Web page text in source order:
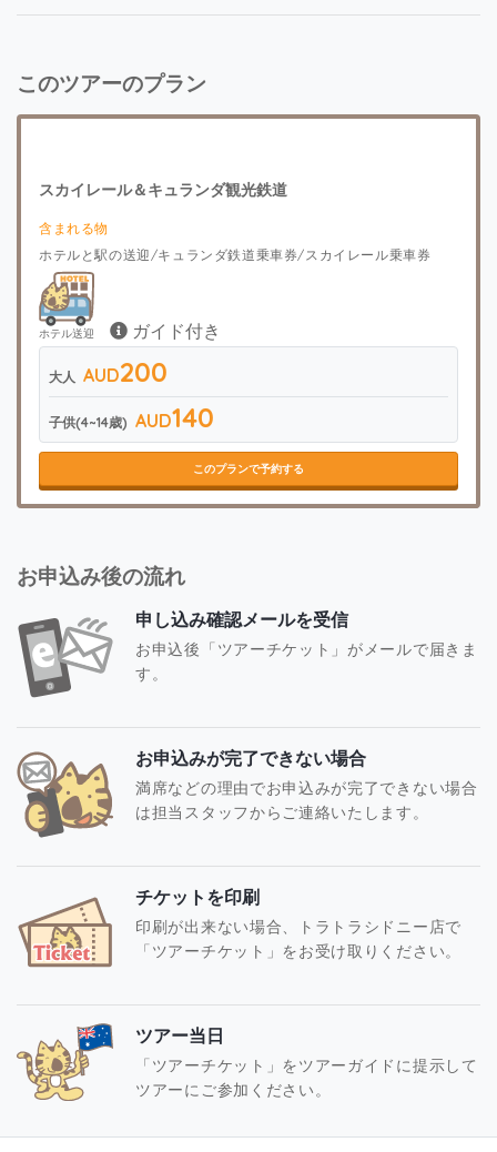
このツアーのプラン
スカイレール＆キュランダ観光鉄道
含まれる物
ホテルと駅の送迎/キュランダ鉄道乗車券/スカイレール乗車券
ホテル送迎 ガイド付き
大人 AUD200
子供(4~14歳) AUD140
このプランで予約する
お申込み後の流れ
申し込み確認メールを受信
お申込後「ツアーチケット」がメールで届きま
す。
お申込みが完了できない場合
満席などの理由でお申込みが完了できない場合
は担当スタッフからご連絡いたします。
チケットを印刷
印刷が出来ない場合、トラトラシドニー店で
「ツアーチケット」をお受け取りください。
ツアー当日
「ツアーチケット」をツアーガイドに提示して
ツアーにご参加ください。